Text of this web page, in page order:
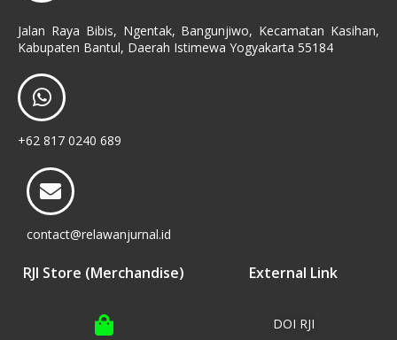
Jalan Raya Bibis, Ngentak, Bangunjiwo, Kecamatan Kasihan,
Kabupaten Bantul, Daerah Istimewa Yogyakarta 55184
+62 817 0240 689
contact@relawanjurnal.id
RJI Store (Merchandise) External Link
DOI RJI